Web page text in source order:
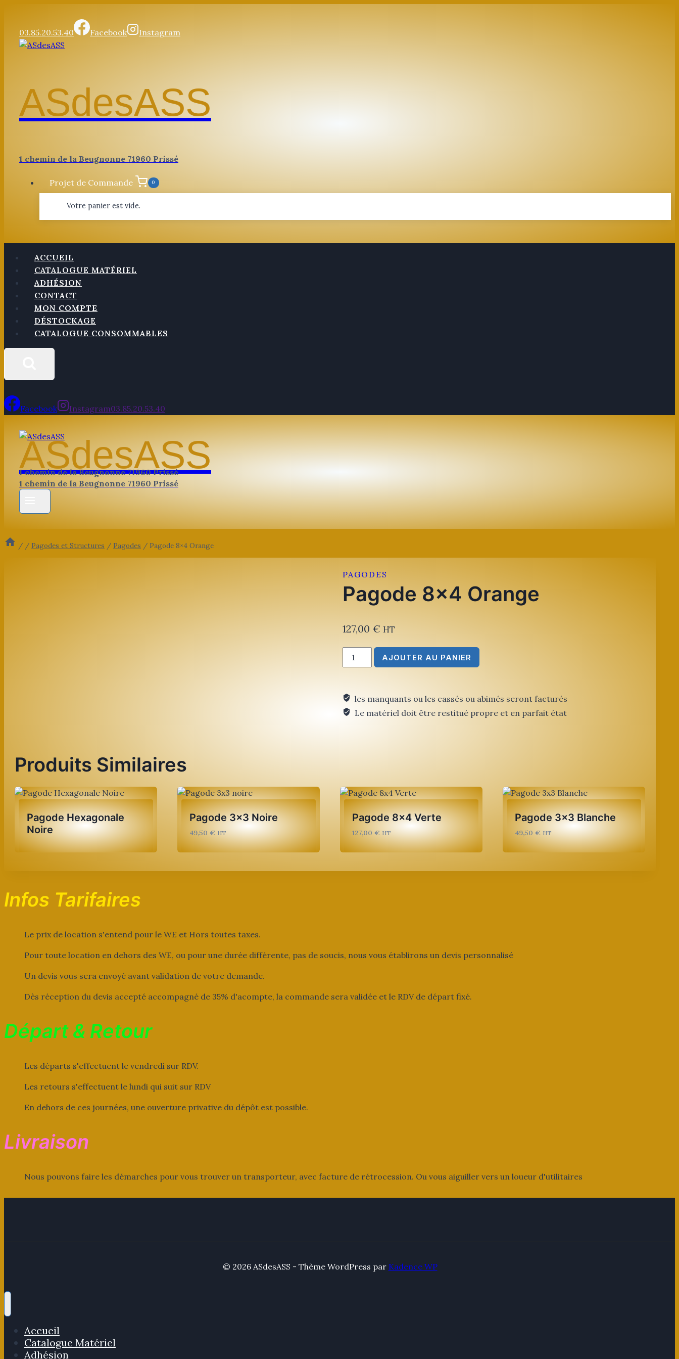
contenu
03.85.20.53.40 Facebook Instagram
ASdesASS
1 chemin de la Beugnonne 71960 Prissé
Projet de Commande 0
Votre panier est vide.
ACCUEIL
CATALOGUE MATÉRIEL
ADHÉSION
CONTACT
MON COMPTE
DÉSTOCKAGE
CATALOGUE CONSOMMABLES
Facebook Instagram03.85.20.53.40
ASdesASS
1 chemin de la Beugnonne 71960 Prissé
1 chemin de la Beugnonne 71960 Prissé
/ / Pagodes et Structures / Pagodes / Pagode 8×4 Orange
PAGODES
Pagode 8×4 Orange
127,00 € HT
quantité
de
Orange
AJOUTER AU PANIER
les manquants ou les cassés ou abimés seront facturés
Le matériel doit être restitué propre et en parfait état
Produits Similaires
Pagode Hexagonale
Noire
Pagode 3×3 Noire
49,50 € HT
Pagode 8×4 Verte
127,00 € HT
Pagode 3×3 Blanche
49,50 € HT
Infos Tarifaires
Le prix de location s'entend pour le WE et Hors toutes taxes.
Pour toute location en dehors des WE, ou pour une durée différente, pas de soucis, nous vous établirons un devis personnalisé
Un devis vous sera envoyé avant validation de votre demande.
Dès réception du devis accepté accompagné de 35% d'acompte, la commande sera validée et le RDV de départ fixé.
Départ & Retour
Les départs s'effectuent le vendredi sur RDV.
Les retours s'effectuent le lundi qui suit sur RDV
En dehors de ces journées, une ouverture privative du dépôt est possible.
Livraison
Nous pouvons faire les démarches pour vous trouver un transporteur, avec facture de rétrocession. Ou vous aiguiller vers un loueur d'utilitaires
© 2026 ASdesASS - Thème WordPress par Kadence WP
Accueil
Catalogue Matériel
Adhésion